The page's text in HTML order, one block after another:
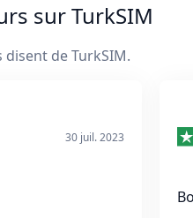
sur TurkSIM
disent de TurkSIM.
30 juil. 2023